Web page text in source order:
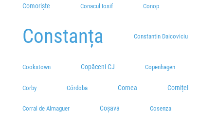
Comoriște Conacul Iosif Conop
Constanța Constantin Daicoviciu
Cookstown Copăceni CJ Copenhagen
Corby Córdoba Cornea Cornițel
Corral de Almaguer Coșava Cosenza